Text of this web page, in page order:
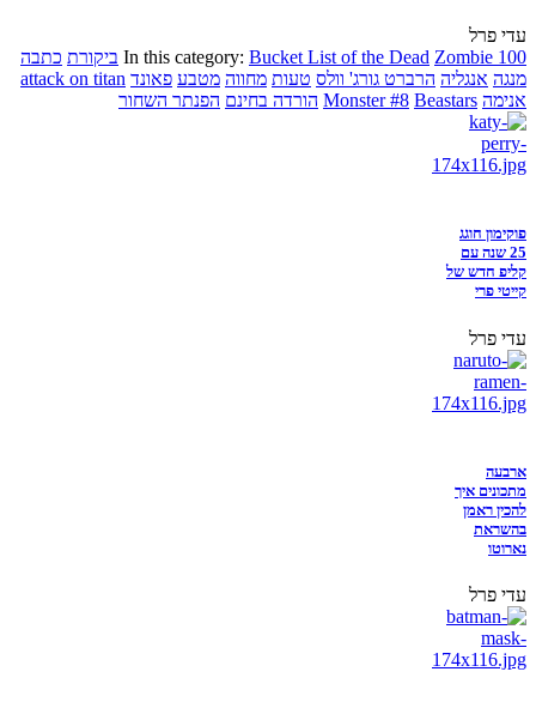
עדי פרל
In this category: Bucket List of the Dead Zombie 100 ביקורת כתבה
מנגה אנגליה הרברט גורג' וולס טעות מחווה מטבע פאונד attack on titan
אנימה
Monster #8 Beastars הורדה בחינם הפנתר השחור
פוקימון חוגג
25 שנה עם
קליפ חדש של
קייטי פרי
עדי פרל
ארבעה
מתכונים איך
להכין ראמן
בהשראת
נארוטו
עדי פרל